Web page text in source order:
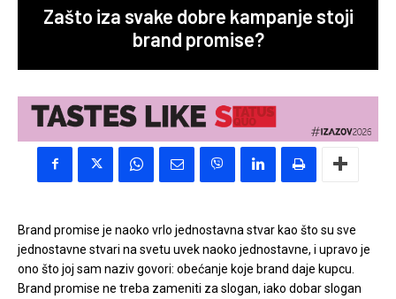
Zašto iza svake dobre kampanje stoji
brand promise?
Brand promise je naoko vrlo jednostavna stvar kao što su sve
jednostavne stvari na svetu uvek naoko jednostavne, i upravo je
ono što joj sam naziv govori: obećanje koje brand daje kupcu.
Brand promise ne treba zameniti za slogan, iako dobar slogan